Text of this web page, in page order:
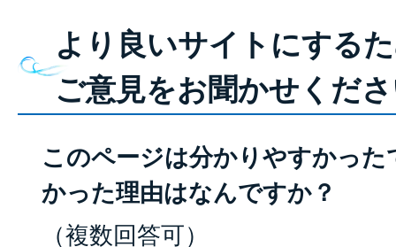
より良いサイトにする
ご意見をお聞かせくだ
このページは分かりやすかっ
かった理由はなんですか？
（複数回答可）